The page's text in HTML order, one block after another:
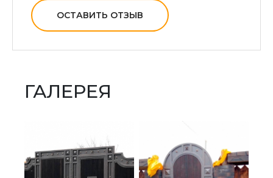
ОСТАВИТЬ ОТЗЫВ
ГАЛЕРЕЯ